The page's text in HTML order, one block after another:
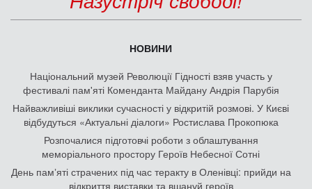
НОВИНИ
Національний музей Революції Гідності взяв участь у
фестивалі пам'яті Коменданта Майдану Андрія Парубія
Найважливіші виклики сучасності у відкритій розмові. У Києві
відбудуться «Актуальні діалоги» Ростислава Прокопюка
Розпочалися підготовчі роботи з облаштування
меморіального простору Героїв Небесної Сотні
День памʼяті страчених під час теракту в Оленівці: прийди на
відкриття виставки та вшануй героїв